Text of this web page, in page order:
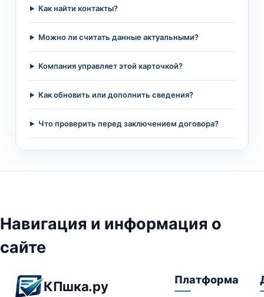
Как найти контакты?
Можно ли считать данные актуальными?
Компания управляет этой карточкой?
Как обновить или дополнить сведения?
Что проверить перед заключением договора?
Навигация и информация о
сайте
КПшка.ру Платформа